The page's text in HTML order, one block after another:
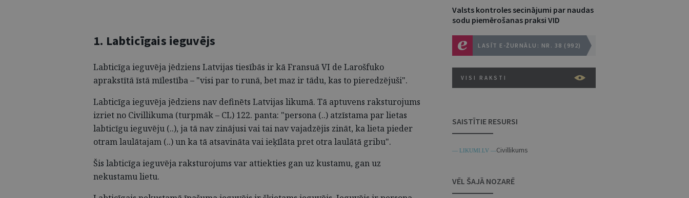
1. Labticīgais ieguvējs
Labticīga ieguvēja jēdziens Latvijas tiesībās ir kā Fransuā VI de Larošfuko
aprakstītā īstā mīlestība – "visi par to runā, bet maz ir tādu, kas to pieredzējuši".
Labticīga ieguvēja jēdziens nav definēts Latvijas likumā. Tā aptuvens raksturojums
izriet no Civillikuma (turpmāk – CL) 122. panta: "persona (..) atzīstama par lietas
labticīgu ieguvēju (..), ja tā nav zinājusi vai tai nav vajadzējis zināt, ka lieta pieder
otram laulātajam (..) un ka tā atsavināta vai ieķīlāta pret otra laulātā gribu".
Šis labticīga ieguvēja raksturojums var attiekties gan uz kustamu, gan uz
nekustamu lietu.
Valsts kontroles secinājumi par naudas
sodu piemērošanas praksi VID
LASĪT E-ŽURNĀLU: NR. 38 (992)
VISI RAKSTI
SAISTĪTIE RESURSI
— LIKUMI.LV —Civillikums
VĒL ŠAJĀ NOZARĒ